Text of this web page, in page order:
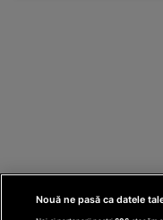
Nouă ne pasă ca datele